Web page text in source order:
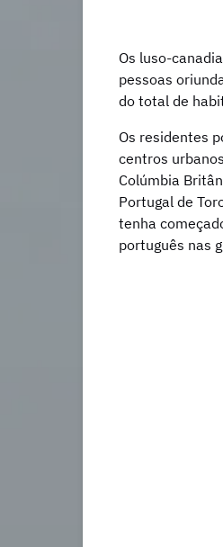
Os luso-
pessoas
do total de
Os residentes
centros
Colúmbia
Portugal de
tenha
português nas